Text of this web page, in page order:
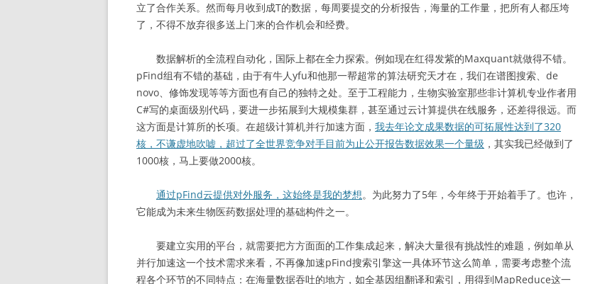
立了合作关系。然而每月收到成T的数据，每周要提交的分析报告，海量的工作量，把所有人都压垮
了，不得不放弃很多送上门来的合作机会和经费。
数据解析的全流程自动化，国际上都在全力探索。例如现在红得发紫的Maxquant就做得不错。
pFind组有不错的基础，由于有牛人yfu和他那一帮超常的算法研究天才在，我们在谱图搜索、de
novo、修饰发现等等方面也有自己的独特之处。至于工程能力，生物实验室那些非计算机专业作者用
C#写的桌面级别代码，要进一步拓展到大规模集群，甚至通过云计算提供在线服务，还差得很远。而
这方面是计算所的长项。在超级计算机并行加速方面， 我去年论文成果数据的可拓展性达到了320
核，不谦虚地吹嘘，超过了全世界竞争对手目前为止公开报告数据效果一个量级 ，其实我已经做到了
1000核，马上要做2000核。
通过pFind云提供对外服务，这始终是我的梦想。为此努力了5年，今年终于开始着手了。也许，
它能成为未来生物医药数据处理的基础构件之一。
要建立实用的平台，就需要把方方面面的工作集成起来，解决大量很有挑战性的难题，例如单从
并行加速这一个技术需求来看，不再像加速pFind搜索引擎这一具体环节这么简单，需要考虑整个流
程各个环节的不同特点：在海量数据吞吐的地方，如全基因组翻译和索引，用得到MapReduce这一